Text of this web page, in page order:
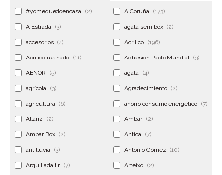
#yomequedoencasa (2) A Coruña (173)
A Estrada (3) ágata semibox (2)
accesorios (4) Acrilico (196)
Acrilico resinado (11) Adhesion Pacto Mundial (3)
AENOR (5) agata (4)
agrícola (3) Agradecimiento (2)
agricultura (6) ahorro consumo energético (7)
Allariz (2) Ambar (2)
Ambar Box (2) Antica (7)
antilluvia (3) Antonio Gómez (10)
Arquillada tir (7) Arteixo (2)